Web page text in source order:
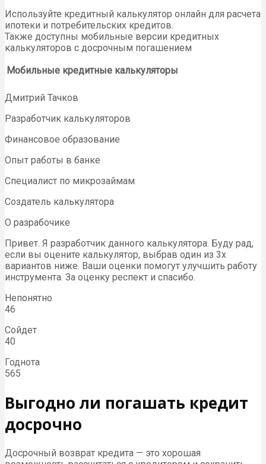
Используйте кредитный калькулятор онлайн для расчета
ипотеки и потребительских кредитов.
Также доступны мобильные версии кредитных
калькуляторов с досрочным погашением
Мобильные кредитные калькуляторы
Дмитрий Тачков
Разработчик калькуляторов
Финансовое образование
Опыт работы в банке
Специалист по микрозаймам
Создатель калькулятора
О разрабочике
Привет. Я разработчик данного калькулятора. Буду рад,
если вы оцените калькулятор, выбрав один из 3х
вариантов ниже. Ваши оценки помогут улучшить работу
инструмента. За оценку респект и спасибо.
Непонятно
46
Сойдет
40
Годнота
565
Выгодно ли погашать кредит
досрочно
Досрочный возврат кредита — это хорошая